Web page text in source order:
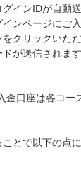
インIDが自動送
ンページにご
クリックいた
が送信されま
金口座は各コー
とで以下の点